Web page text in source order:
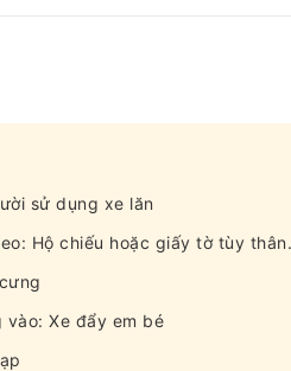
sử dụng xe lăn
Hộ chiếu hoặc giấy tờ tùy thân.
vào: Xe đẩy em bé